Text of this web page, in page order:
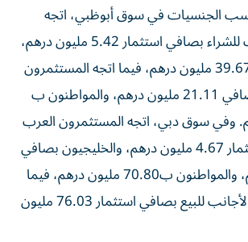
الجنسيات في سوق أبوظبي، اتجه
المستثمرون العرب للشراء بصافي استثمار 5.42 مليون درهم،
والأجانب بصافي 39.67 مليون درهم، فيما اتجه المستثمرون
الخليجيون للبيع بصافي 21.11 مليون درهم، والمواطنون ب
درهم. وفي سوق دبي، اتجه المستثمرون العرب
للشراء بصافي استثمار 4.67 مليون درهم، والخليجيون بصافي
553.94 ألف درهم، والمواطنون ب70.80 مليون درهم، فيما
اتجه المستثمرون الأجانب للبيع بصافي استثمار 76.03 مليون